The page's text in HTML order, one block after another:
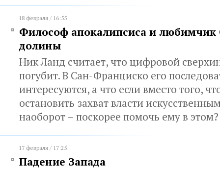
18 февраля / 16:55
Философ апокалипсиса и любимчик
долины
Ник Ланд считает, что цифровой
погубит. В Сан-Франциско его
интересуются, а что если вместо того,
остановить захват власти
наоборот – поскорее помочь ему в
17 февраля / 17:25
Падение Запада